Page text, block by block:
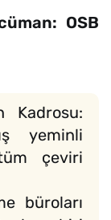
OSB
Kadrosu:
yeminli
çeviri
büroları